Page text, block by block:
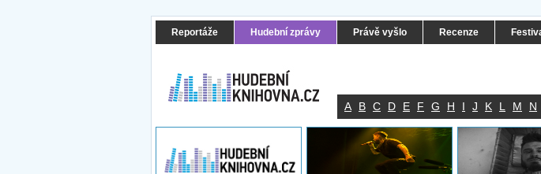
Reportáže Hudební zprávy Právě vyšlo Recenze
A B C D E F G H I J K L M N